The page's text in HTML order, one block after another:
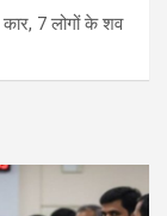
7 लोगों के शव